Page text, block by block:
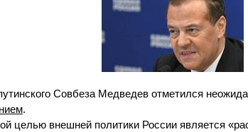
Совбеза Медведев отметился
.
целью внешней политики России является